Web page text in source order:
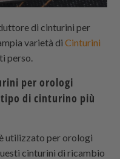
di cinturini per
varietà diCinturini
perso.
per orologi
di cinturino più
utilizzato per orologi
cinturini di ricambio